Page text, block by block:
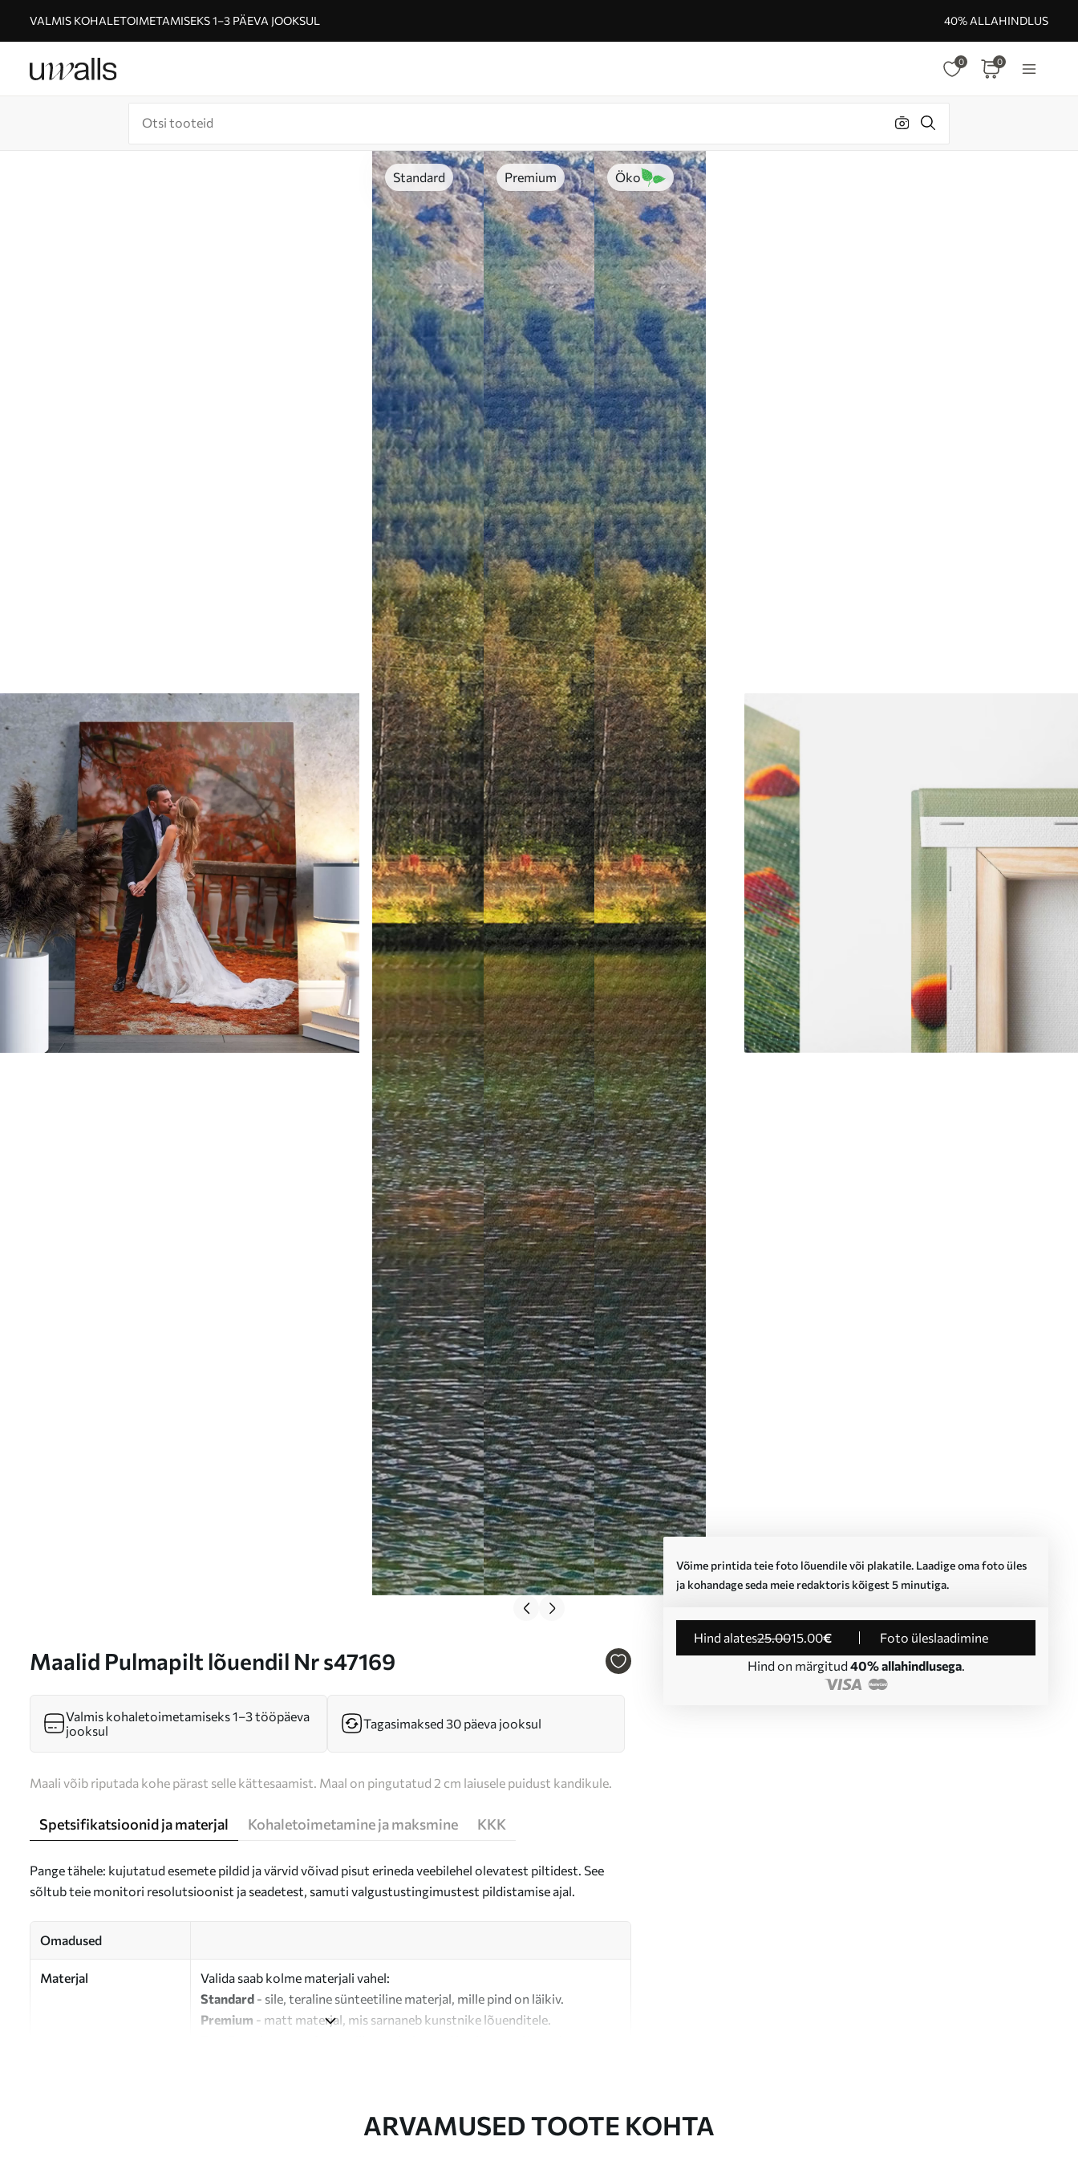
VALMIS KOHALETOIMETAMISEKS 1–3 PÄEVA JOOKSUL 40% ALLAHINDLUS
0 0
Standard Premium Öko
Maalid Pulmapilt lõuendil Nr s47169
Võime printida teie foto lõuendile või plakatile. Laadige oma foto üles
ja kohandage seda meie redaktoris kõigest 5 minutiga.
Hind alates25.0015.00€
Foto üleslaadimine
Hind on märgitud 40% allahindlusega.
Valmis kohaletoimetamiseks 1–3 tööpäeva
jooksul
Tagasimaksed 30 päeva jooksul
Maali võib riputada kohe pärast selle kättesaamist. Maal on pingutatud 2 cm laiusele puidust kandikule.
Spetsifikatsioonid ja materjal Kohaletoimetamine ja maksmine KKK
Pange tähele: kujutatud esemete pildid ja värvid võivad pisut erineda veebilehel olevatest piltidest. See
sõltub teie monitori resolutsioonist ja seadetest, samuti valgustustingimustest pildistamise ajal.
Omadused
Materjal
Valida saab kolme materjali vahel:
Standard - sile, teraline sünteetiline materjal, mille pind on läikiv.
Premium - matt materjal, mis sarnaneb kunstnike lõuenditele.
ARVAMUSED TOOTE KOHTA